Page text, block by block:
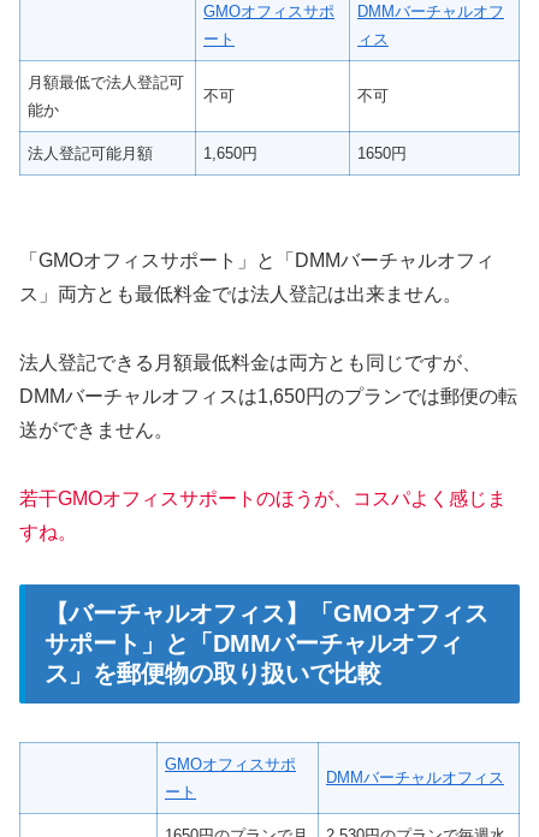
GMOオフィスサポ
ート
DMMバーチャルオフ
ィス
月額最低で法人登記可
能か
不可 不可
法人登記可能月額 1,650円 1650円
「GMOオフィスサポート」と「DMMバーチャルオフィ
ス」両方とも最低料金では法人登記は出来ません。
法人登記できる月額最低料金は両方とも同じですが、
DMMバーチャルオフィスは1,650円のプランでは郵便の転
送ができません。
若干GMOオフィスサポートのほうが、コスパよく感じま
すね。
【バーチャルオフィス】「GMOオフィス
サポート」と「DMMバーチャルオフィ
ス」を郵便物の取り扱いで比較
GMOオフィスサポ
ート
DMMバーチャルオフィス